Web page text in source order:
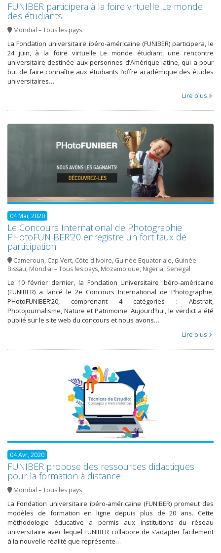
FUNIBER participera à la foire virtuelle Le monde
des étudiants
Mondial – Tous les pays
La Fondation universitaire ibéro-américaine (FUNIBER) participera, le
24 juin, à la foire virtuelle Le monde étudiant, une rencontre
universitaire destinée aux personnes d’Amérique latine, qui a pour
but de faire connaître aux étudiants l’offre académique des études
universitaires…
Lire plus
04 Mai, 2020
Le Concours International de Photographie
PHotoFUNIBER’20 enregistre un fort taux de
participation
Cameroun, Cap Vert, Côte d'Ivoire, Guinée Equatoriale, Guinée-
Bissau, Mondial – Tous les pays, Mozambique, Nigeria, Senegal
Le 10 février dernier, la Fondation Universitaire Ibéro-américaine
(FUNIBER) a lancé le 2e Concours International de Photographie,
PHotoFUNIBER’20, comprenant 4 catégories : Abstrait,
Photojournalisme, Nature et Patrimoine. Aujourd’hui, le verdict a été
publié sur le site web du concours et nous avons…
Lire plus
04 Avr, 2020
FUNIBER propose des ressources didactiques
pour la formation à distance
Mondial – Tous les pays
La Fondation universitaire ibéro-américaine (FUNIBER) promeut des
modèles de formation en ligne depuis plus de 20 ans. Cette
méthodologie éducative a permis aux institutions du réseau
universitaire avec lequel FUNIBER collabore de s’adapter facilement
à la nouvelle réalité que représente…